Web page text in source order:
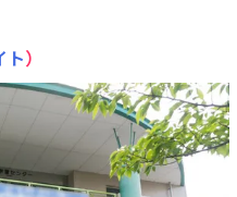
ト）